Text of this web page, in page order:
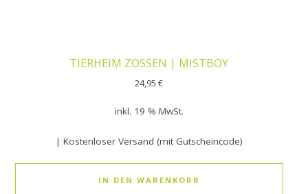
TIERHEIM ZOSSEN | MISTBOY
24,95€
inkl. 19 % MwSt.
| Kostenloser Versand (mit Gutscheincode)
IN DEN WARENKORB